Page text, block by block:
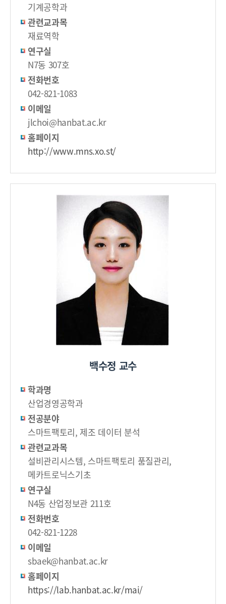
기계공학과
관련교과목
재료역학
연구실
N7동 307호
전화번호
042-821-1083
이메일
jlchoi@hanbat.ac.kr
홈페이지
http://www.mns.xo.st/
백수정 교수
학과명
산업경영공학과
전공분야
스마트팩토리, 제조 데이터 분석
관련교과목
설비관리시스템, 스마트팩토리 품질관리,
메카트로닉스기초
연구실
N4동 산업정보관 211호
전화번호
042-821-1228
이메일
sbaek@hanbat.ac.kr
홈페이지
https://lab.hanbat.ac.kr/mai/